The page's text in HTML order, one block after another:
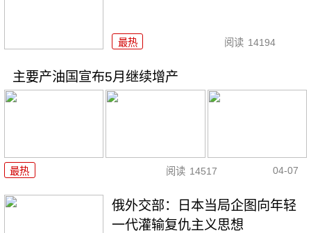
最热 阅读 14194
主要产油国宣布5月继续增产
最热 阅读 14517 04-07
俄外交部：日本当局企图向年轻
一代灌输复仇主义思想